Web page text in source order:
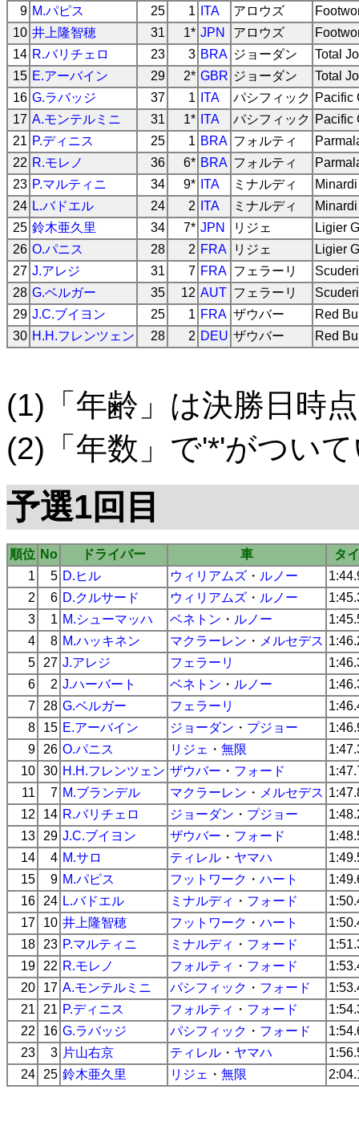
9 M.パピス 25 1 ITA アロウズ
10 井上隆智穂 31 1* JPN アロウズ
14 R.バリチェロ 23 3 BRA ジョーダン
Total
15 E.アーバイン 29 2* GBR ジョーダン
Total
16 G.ラバッジ 37 1 ITA パシフィック Pacific
17 A.モンテルミニ 31 1* ITA パシフィック Pacific
21 P.ディニス 25 1 BRA フォルティ
22 R.モレノ 36 6* BRA フォルティ
23 P.マルティニ 34 9* ITA ミナルディ
24 L.バドエル 24 2 ITA ミナルディ
25 鈴木亜久里 34 7* JPN リジェ
Ligier
26 O.パニス 28 2 FRA リジェ
Ligier
27 J.アレジ 31 7 FRA フェラーリ
28 G.ベルガー 35 12 AUT フェラーリ
29 J.C.ブイヨン 25 1 FRA ザウバー
Red
30 H.H.フレンツェン 28 2 DEU ザウバー Red
(1)「年齢」は決勝日時点
(2)「年数」で'*'がつい
予選1回目
順位 No ドライバー 車
タ
1
5 D.ヒル ウィリアムズ ・ ルノー
2
6 D.クルサード ウィリアムズ ・ ルノー
3
1 M.シューマッハ ベネトン ・ ルノー
4
8 M.ハッキネン マクラーレン ・ メルセデス
5
27 J.アレジ フェラーリ
6
2 J.ハーバート ベネトン ・ ルノー
7
28 G.ベルガー フェラーリ
8
15 E.アーバイン ジョーダン ・ プジョー
9
26 O.パニス リジェ ・ 無限
10 30 H.H.フレンツェン ザウバー ・ フォード
11
7 M.ブランデル マクラーレン ・ メルセデス
12
14 R.バリチェロ ジョーダン ・ プジョー
13
29 J.C.ブイヨン ザウバー ・ フォード
14
4 M.サロ ティレル ・ ヤマハ
15
9 M.パピス フットワーク ・ ハート
16
24 L.バドエル ミナルディ ・ フォード
17
10 井上隆智穂 フットワーク ・ ハート
18
23 P.マルティニ ミナルディ ・ フォード
19
22 R.モレノ フォルティ ・ フォード
20
17 A.モンテルミニ パシフィック ・ フォード
21
21 P.ディニス フォルティ ・ フォード
22
16 G.ラバッジ パシフィック ・ フォード
23
3 片山右京 ティレル ・ ヤマハ
24
25 鈴木亜久里 リジェ ・ 無限